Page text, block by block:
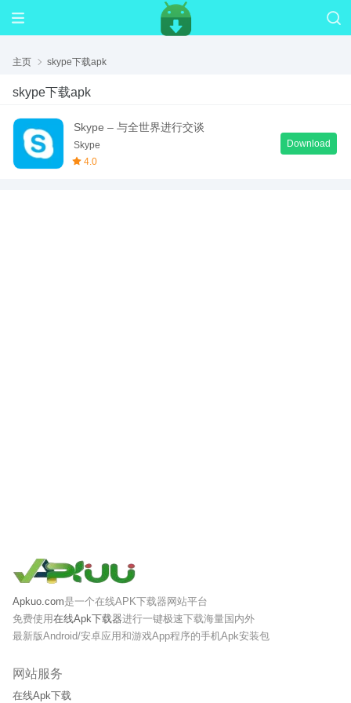
主页 skype下载apk
skype下载apk
Skype – 与全世界进行交谈
Skype
4.0
Download
Apkuo.com是一个在线APK下载器网站平台
免费使用在线Apk下载器进行一键极速下载海量国内外
最新版Android/安卓应用和游戏App程序的手机Apk安装包
网站服务
在线Apk下载